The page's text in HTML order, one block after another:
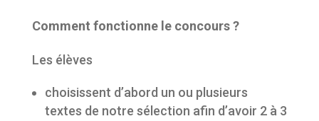
Comment fonctionne le concours ?
Les élèves
choisissent d’abord un ou plusieurs
textes de notre sélection afin d’avoir 2 à 3